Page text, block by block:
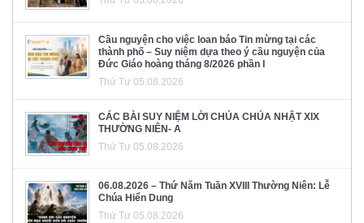
Cầu nguyện cho việc loan báo Tin mừng tại các
thành phố – Suy niệm dựa theo ý cầu nguyện của
Đức Giáo hoàng tháng 8/2026 phần I
Thứ Tư 05.08.2026
CÁC BÀI SUY NIỆM LỜI CHÚA CHÚA NHẬT XIX
THƯỜNG NIÊN- A
Thứ Tư 05.08.2026
06.08.2026 – Thứ Năm Tuần XVIII Thường Niên: Lễ
Chúa Hiển Dung
Thứ Tư 05.08.2026